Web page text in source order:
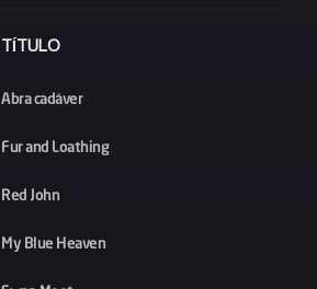
TÍTULO
Abra cadáver
Fur and Loathing
Red John
My Blue Heaven